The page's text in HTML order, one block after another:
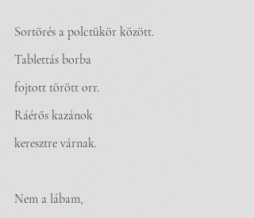
Sortörés a polctükör között.
Tablettás borba
fojtott törött orr.
Ráérős kazánok
keresztre várnak.
Nem a lábam,